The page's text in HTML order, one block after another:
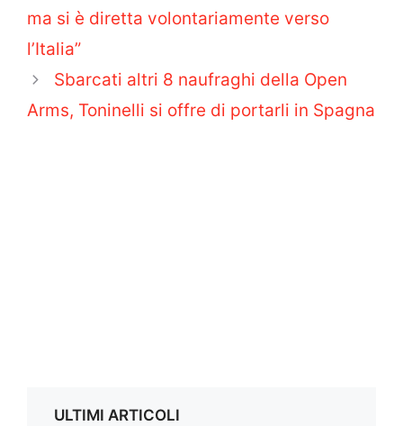
ma si è diretta volontariamente verso
l’Italia”
Sbarcati altri 8 naufraghi della Open
Arms, Toninelli si offre di portarli in Spagna
ULTIMI ARTICOLI